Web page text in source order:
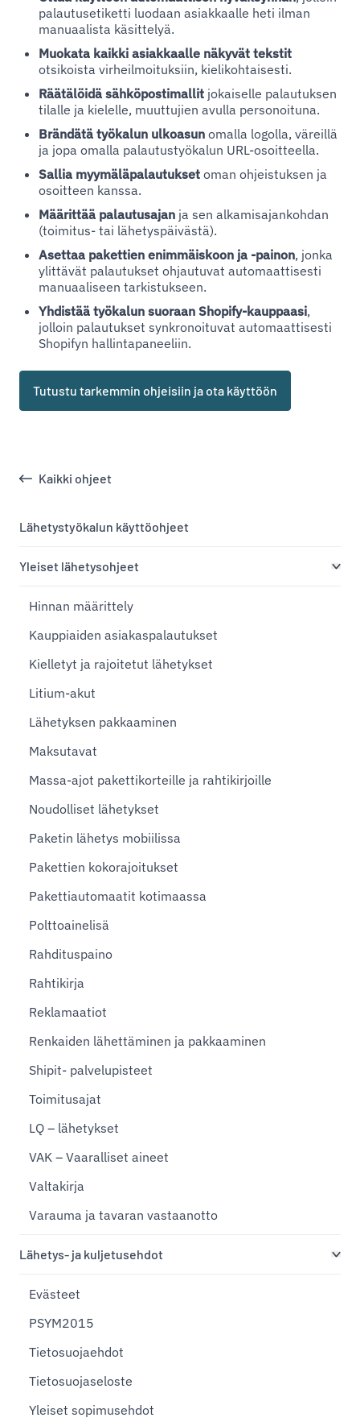
Kaikki ohjeet
Lähetystyökalun käyttöohjeet
Yleiset lähetysohjeet
Hinnan määrittely
Kauppiaiden asiakaspalautukset
Kielletyt ja rajoitetut lähetykset
Litium-akut
Lähetyksen pakkaaminen
Maksutavat
Massa-ajot pakettikorteille ja rahtikirjoille
Noudolliset lähetykset
Paketin lähetys mobiilissa
Pakettien kokorajoitukset
Pakettiautomaatit kotimaassa
Polttoainelisä
Rahdituspaino
Rahtikirja
Reklamaatiot
Renkaiden lähettäminen ja pakkaaminen
Shipit- palvelupisteet
Toimitusajat
LQ – lähetykset
VAK – Vaaralliset aineet
Valtakirja
Varauma ja tavaran vastaanotto
Lähetys- ja kuljetusehdot
Evästeet
PSYM2015
Tietosuojaehdot
Tietosuojaseloste
Yleiset sopimusehdot
palautusetiketti luodaan asiakkaalle heti ilman
manuaalista käsittelyä.
Muokata kaikki asiakkaalle näkyvät tekstit
otsikoista virheilmoituksiin, kielikohtaisesti.
Räätälöidä sähköpostimallit jokaiselle palautuksen
tilalle ja kielelle, muuttujien avulla personoituna.
Brändätä työkalun ulkoasun omalla logolla, väreillä
ja jopa omalla palautustyökalun URL-osoitteella.
Sallia myymäläpalautukset oman ohjeistuksen ja
osoitteen kanssa.
Määrittää palautusajan ja sen alkamisajankohdan
(toimitus- tai lähetyspäivästä).
Asettaa pakettien enimmäiskoon ja -painon, jonka
ylittävät palautukset ohjautuvat automaattisesti
manuaaliseen tarkistukseen.
Yhdistää työkalun suoraan Shopify-kauppaasi,
jolloin palautukset synkronoituvat automaattisesti
Shopifyn hallintapaneeliin.
Tutustu tarkemmin ohjeisiin ja ota käyttöön